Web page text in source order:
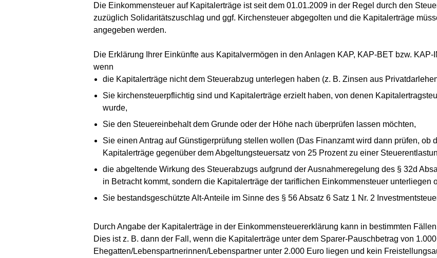
Die Einkommensteuer auf Kapitalerträge ist seit dem 01.01.2009 in der Regel durch den
zuzüglich Solidaritätszuschlag und ggf. Kirchensteuer abgegolten und die Kapitalerträge
angegeben werden.
Die Erklärung Ihrer Einkünfte aus Kapitalvermögen in den Anlagen KAP, KAP-BET bzw.
wenn
die Kapitalerträge nicht dem Steuerabzug unterlegen haben (z. B. Zinsen aus
Sie kirchensteuerpflichtig sind und Kapitalerträge erzielt haben, von denen
wurde,
Sie den Steuereinbehalt dem Grunde oder der Höhe nach überprüfen lassen möchten,
Sie einen Antrag auf Günstigerprüfung stellen wollen (Das Finanzamt wird dann prüfen, ob
Kapitalerträge gegenüber dem Abgeltungsteuersatz von 25 Prozent zu einer
die abgeltende Wirkung des Steuerabzugs aufgrund der Ausnahmeregelung des § 32d
in Betracht kommt, sondern die Kapitalerträge der tariflichen Einkommensteuer unterliegen
Sie bestandsgeschützte Alt-Anteile im Sinne des § 56 Absatz 6 Satz 1 Nr. 2
Durch Angabe der Kapitalerträge in der Einkommensteuererklärung kann in bestimmten
Dies ist z. B. dann der Fall, wenn die Kapitalerträge unter dem Sparer-Pauschbetrag von
Ehegatten/Lebenspartnerinnen/Lebenspartner unter 2.000 Euro liegen und kein